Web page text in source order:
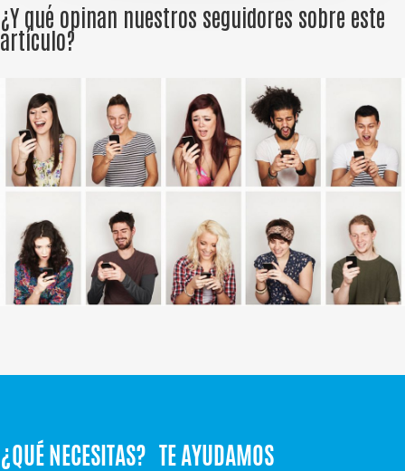
¿Y qué opinan nuestros seguidores sobre este
artículo?
¿QUÉ NECESITAS? TE AYUDAMOS